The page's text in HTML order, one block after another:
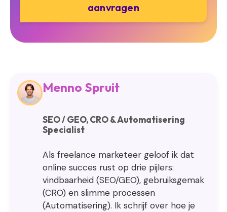
aanvragen
Menno Spruit
SEO / GEO, CRO & Automatisering
Specialist
Als freelance marketeer geloof ik dat
online succes rust op drie pijlers:
vindbaarheid (SEO/GEO), gebruiksgemak
(CRO) en slimme processen
(Automatisering). Ik schrijf over hoe je